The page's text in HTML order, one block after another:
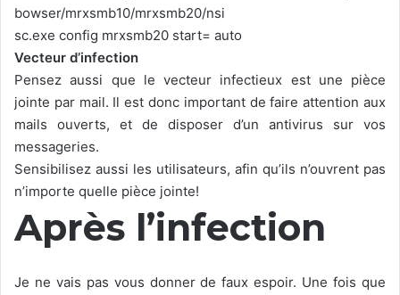
bowser/mrxsmb10/mrxsmb20/nsi
sc.exe config mrxsmb20 start= auto
Vecteur d’infection
Pensez aussi que le vecteur infectieux est une pièce
jointe par mail. Il est donc important de faire attention aux
mails ouverts, et de disposer d’un antivirus sur vos
messageries.
Sensibilisez aussi les utilisateurs, afin qu’ils n’ouvrent pas
n’importe quelle pièce jointe!
Après l’infection
Je ne vais pas vous donner de faux espoir. Une fois que